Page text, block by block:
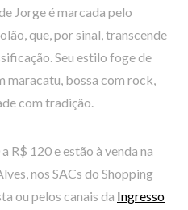
Jorge é marcada pelo
que, por sinal, transcende
Seu estilo foge de
maracatu, bossa com rock,
com tradição.
R$ 120 e estão à venda na
nos SACs do Shopping
ou pelos canais da Ingresso